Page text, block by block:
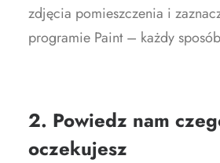
zdjęcia pomieszczenia i
programie Paint – każdy
2. Powiedz nam
oczekujesz